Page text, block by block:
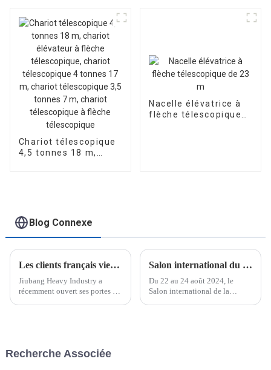
Chariot télescopique
4,5 tonnes 18 m,
3,5 tonnes 7 m,
chariot télescopique
à flèche télescopique
Nacelle élévatrice à
flèche télescopique
Blog Connexe
Les clients français viennent visiter l'usine, les amis viennent déguster du vin et de la viande
Jiubang Heavy Industry a
récemment ouvert ses portes et
important pour…
Salon international du bâtiment de Malaisie, bienvenue au stand A102 pour négocier
Du 22 au 24 août 2024, le
Salon international de la
Recherche Associée